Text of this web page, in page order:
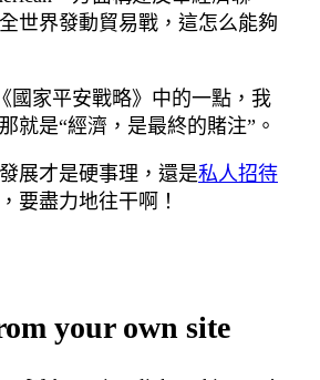
世界發動貿易戰，這怎么能夠
國家平安戰略》中的一點，我
就是“經濟，是最終的賭注”。
展才是硬事理，還是私人招待
要盡力地往干啊！
your own site